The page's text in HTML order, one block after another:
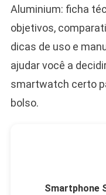
Aluminium: ficha
objetivos,
dicas de uso e
ajudar você a
smartwatch certo
bolso.
Smartphone